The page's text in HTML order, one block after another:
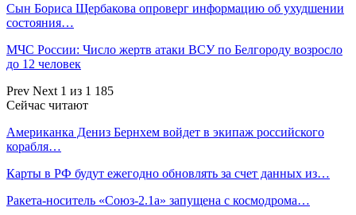
Сын Бориса Щербакова опроверг информацию об ухудшении
состояния…
МЧС России: Число жертв атаки ВСУ по Белгороду возросло
до 12 человек
Prev Next 1 из 1 185
Сейчас читают
Американка Дениз Бернхем войдет в экипаж российского
корабля…
Карты в РФ будут ежегодно обновлять за счет данных из…
Ракета-носитель «Союз-2.1а» запущена с космодрома…